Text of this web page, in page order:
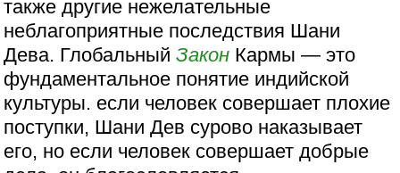
также другие нежелательные
неблагоприятные последствия Шани
Дева. ГлобальныйЗакон Кармы — это
фундаментальное понятие индийской
культуры. если человек совершает плохие
поступки, Шани Дев сурово наказывает
его, но если человек совершает добрые